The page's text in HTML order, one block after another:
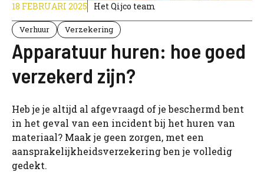
18 FEBRUARI 2025 Het Qijco team
Verhuur Verzekering
Apparatuur huren: hoe goed
verzekerd zijn?
Heb je je altijd al afgevraagd of je beschermd bent
in het geval van een incident bij het huren van
materiaal? Maak je geen zorgen, met een
aansprakelijkheidsverzekering ben je volledig
gedekt.